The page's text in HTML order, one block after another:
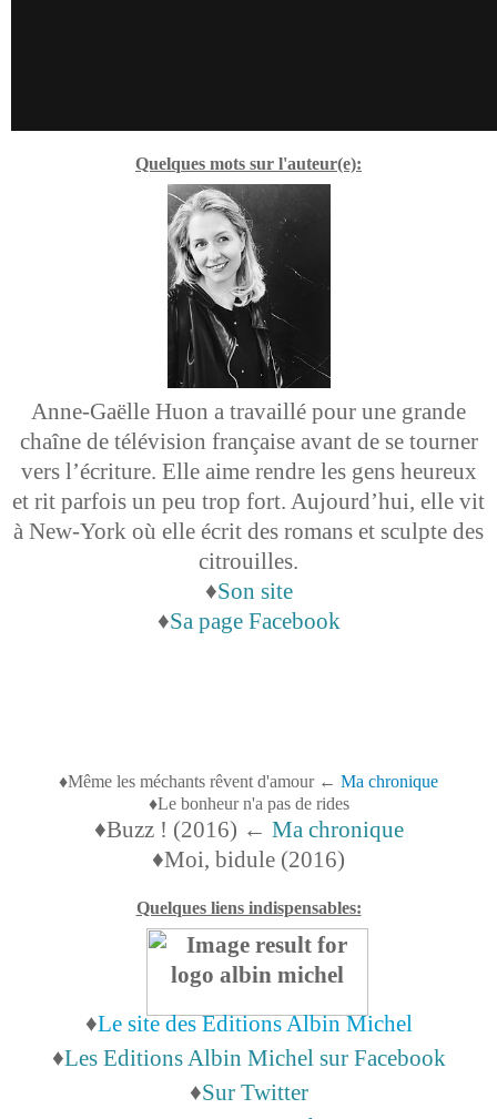
Quelques mots sur l'auteur(e):
Anne-Gaëlle Huon a travaillé pour une grande
chaîne de télévision française avant de se tourner
vers l’écriture. Elle aime rendre les gens heureux
et rit parfois un peu trop fort. Aujourd’hui, elle vit
à New-York où elle écrit des romans et sculpte des
citrouilles.
♦Son site
♦Sa page Facebook
♦Même les méchants rêvent d'amour ← Ma chronique
♦Le bonheur n'a pas de rides
♦Buzz ! (2016) ← Ma chronique
♦Moi, bidule (2016)
Quelques liens indispensables:
♦Le site des Editions Albin Michel
♦Les Editions Albin Michel sur Facebook
♦Sur Twitter